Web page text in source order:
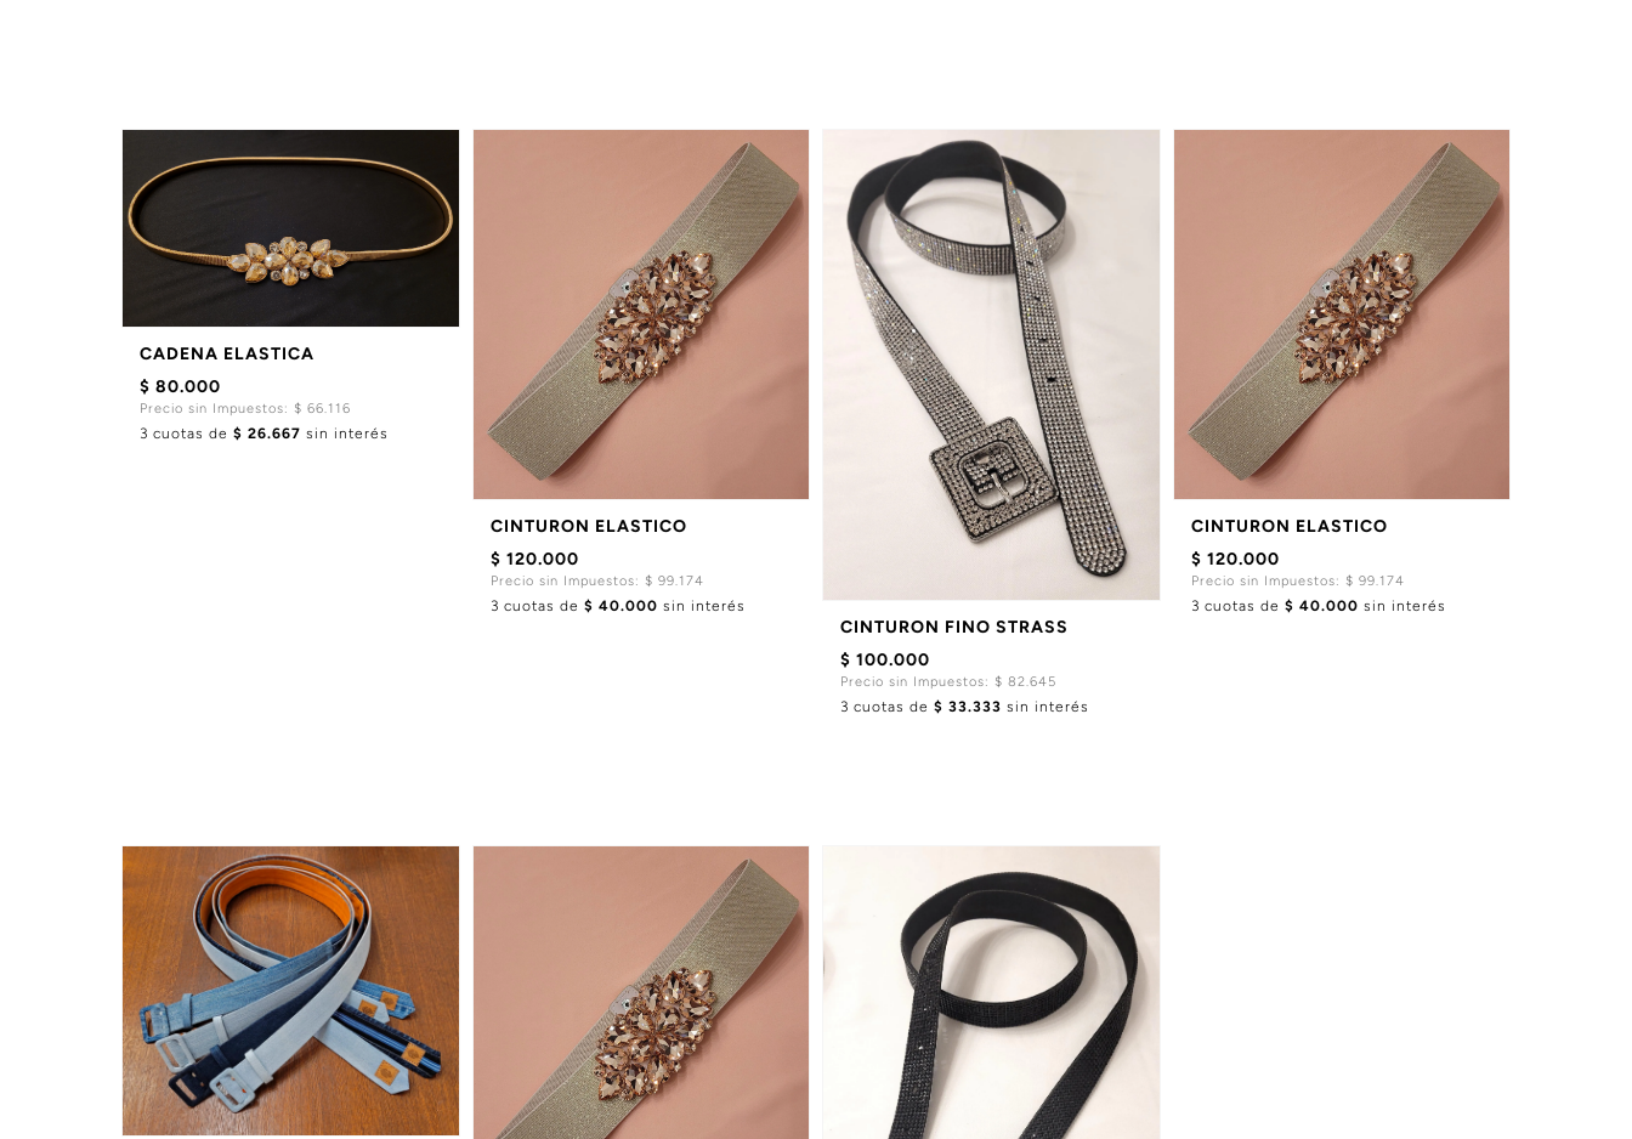
CADENA ELASTICA
$ 80.000
Precio sin Impuestos: $ 66.116
3 cuotas de $ 26.667 sin interés
CINTURON ELASTICO
$ 120.000
Precio sin Impuestos: $ 99.174
3 cuotas de $ 40.000 sin interés
CINTURON FINO STRASS
$ 100.000
Precio sin Impuestos: $ 82.645
3 cuotas de $ 33.333 sin interés
CINTURON ELASTICO
$ 120.000
Precio sin Impuestos: $ 99.174
3 cuotas de $ 40.000 sin interés